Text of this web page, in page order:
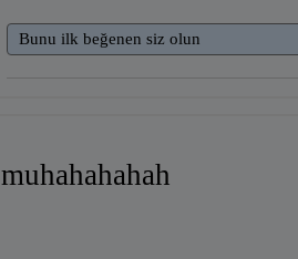
Bunu ilk beğenen siz olun
muhahahahah